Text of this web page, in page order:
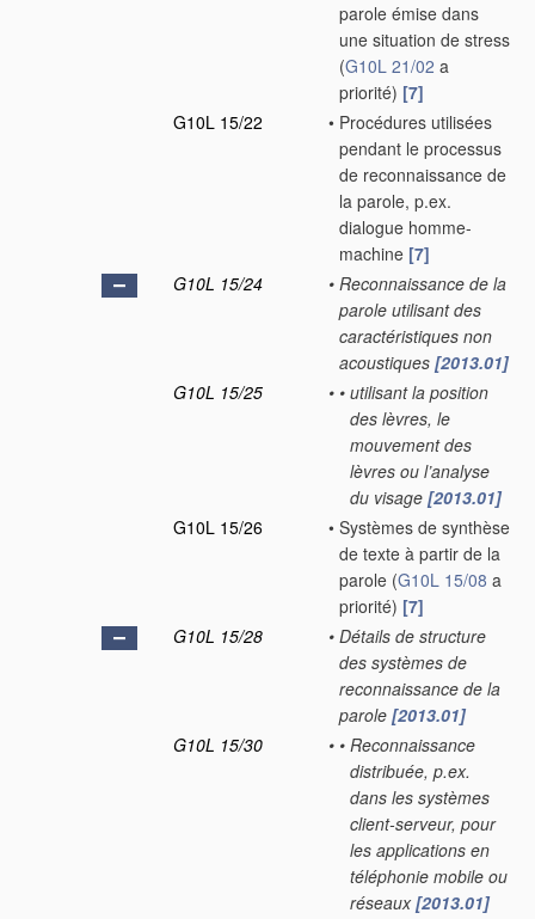
parole émise dans
une situation de stress
(G10L 21/02 a
priorité) [7]
G10L 15/22
• Procédures utilisées
pendant le processus
de reconnaissance de
la parole, p.ex.
dialogue homme-
machine [7]
G10L 15/24
• Reconnaissance de la
parole utilisant des
caractéristiques non
acoustiques [2013.01]
G10L 15/25
• • utilisant la position
des lèvres, le
mouvement des
lèvres ou l’analyse
du visage [2013.01]
G10L 15/26
• Systèmes de synthèse
de texte à partir de la
parole (G10L 15/08 a
priorité) [7]
G10L 15/28
• Détails de structure
des systèmes de
reconnaissance de la
parole [2013.01]
G10L 15/30
• • Reconnaissance
distribuée, p.ex.
dans les systèmes
client-serveur, pour
les applications en
téléphonie mobile ou
réseaux[2013.01]